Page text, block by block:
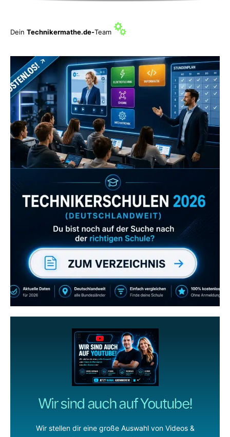
Dein Technikermathe.de-Team
Zum Verzeichnis
Wir sind auch auf Youtube!
Wir stellen dir eine große Auswahl von Videos &
Abonniere uns auch
gerne
wenn dir unsere Videos gefallen!
ZUM YOUTUBE KANAL